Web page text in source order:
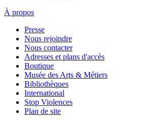
À propos
Presse
Nous rejoindre
Nous contacter
Adresses et plans d'accès
Boutique
Musée des Arts & Métiers
Bibliothèques
International
Stop Violences
Plan de site